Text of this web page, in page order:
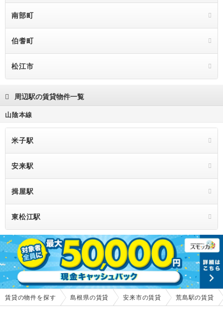
南部町
伯耆町
松江市
周辺駅の賃貸物件一覧
山陰本線
米子駅
安来駅
揖屋駅
東松江駅
賃貸の物件を探す 島根県の賃貸 安来市の賃貸 荒島駅の賃貸